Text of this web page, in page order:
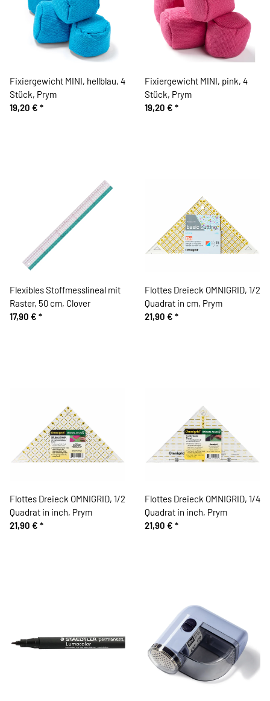
Fixiergewicht MINI, hellblau, 4
Stück, Prym
19,20 € *
Fixiergewicht MINI, pink, 4
Stück, Prym
19,20 € *
Flexibles Stoffmesslineal mit
Raster, 50 cm, Clover
17,90 € *
Flottes Dreieck OMNIGRID, 1/2
Quadrat in cm, Prym
21,90 € *
Flottes Dreieck OMNIGRID, 1/2
Quadrat in inch, Prym
21,90 € *
Flottes Dreieck OMNIGRID, 1/4
Quadrat in inch, Prym
21,90 € *